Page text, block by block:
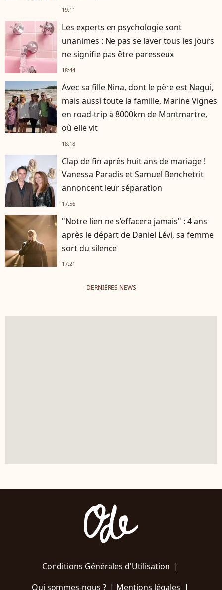
19:11
Les experts en psychologie sont
unanimes : Ne pas se laver tous les jours
ne signifie pas être paresseux
18:44
Avec sa fille Nina, dont le père est Nagui,
mais aussi toute la famille, Marine Vignes
en road-trip à 8000km de Montmartre,
où elle vit
18:18
Clap de fin après huit ans de mariage !
Vanessa Paradis et Samuel Benchetrit
annoncent leur séparation
17:56
"Notre lien ne s’effacera jamais" : 4 ans
après le départ de Daniel Lévi, sa femme
sort du silence
17:21
DERNIÈRES NEWS
Conditions Générales d'Utilisation |
Qui sommes-nous ?| Mentions légales |